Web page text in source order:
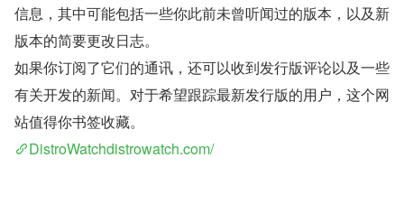
信息，其中可能包括一些你此前未曾听闻过的版本，以及新
版本的简要更改日志。
如果你订阅了它们的通讯，还可以收到发行版评论以及一些
有关开发的新闻。对于希望跟踪最新发行版的用户，这个网
站值得你书签收藏。
DistroWatch​distrowatch.com/